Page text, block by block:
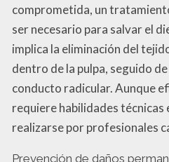
comprometida, un
ser necesario para salvar el
implica la eliminación del
dentro de la pulpa, seguido
conducto radicular. Aunque
requiere habilidades técnicas
realizarse por profesionales
Prevención de daños